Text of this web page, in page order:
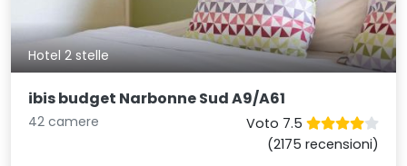
Hotel 2 stelle
ibis budget Narbonne Sud A9/A61
42 camere
Voto 7.5
(2175 recensioni)